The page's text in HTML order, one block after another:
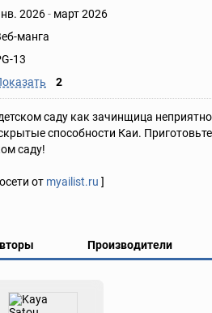
2026- март 2026
манга
13
2
саду как зачинщица
способности Каи.
саду!
от myailist.ru ]
Производители